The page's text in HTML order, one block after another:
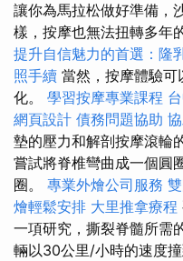
讓你為馬拉松做好準備，
樣，按摩也無法扭轉多年
提升自信魅力的首選：隆
照手續 當然，按摩體驗可
化。 學習按摩專業課程
網頁設計 債務問題協助
墊的壓力和解剖按摩滾輪
嘗試將脊椎彎曲成一個圓
圈。 專業外燴公司服務
燴輕鬆安排 大里推拿療程
一項研究，撕裂脊髓所需
輛以30公里/小時的速度撞